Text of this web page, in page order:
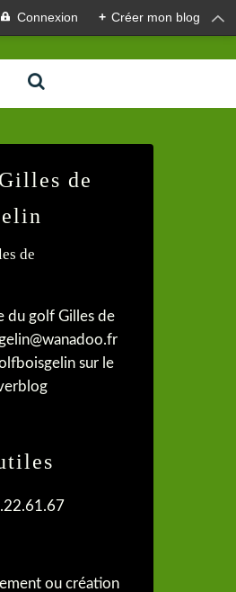
Connexion + Créer mon blog
de
du golf Gilles de
sur le
ou création